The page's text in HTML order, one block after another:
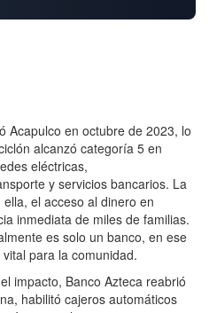
Acapulco en octubre de 2023, lo
alcanzó categoría 5 en
eléctricas,
y servicios bancarios. La
el acceso al dinero en
inmediata de miles de familias.
es solo un banco, en ese
para la comunidad.
impacto, Banco Azteca reabrió
habilitó cajeros automáticos